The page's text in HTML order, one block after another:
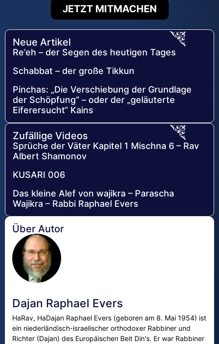
JETZT MITMACHEN
Neue Artikel
Re’eh – der Segen des heutigen Tages
Schabbat – der große Tikkun
Pinchas: „Die Verschiebung der Grundlage
der Schöpfung“ – oder der „geläuterte
Eiferersucht“ Kains
Zufällige Videos
Sprüche der Väter Kapitel 1 Mischna 6 – Rav
Albert Shamonov
KUSARI 006
Das kleine Alef von wajikra – Parascha
Wajikra – Rabbi Raphael Evers
Über Autor
Dajan Raphael Evers
HaRav, HaDajan Raphael Evers (geboren am 8. Mai 1954) ist
ein niederländisch-israelischer orthodoxer Rabbiner und
Richter (Dajan) des Europäischen Beit Din's. Er war Rabbiner